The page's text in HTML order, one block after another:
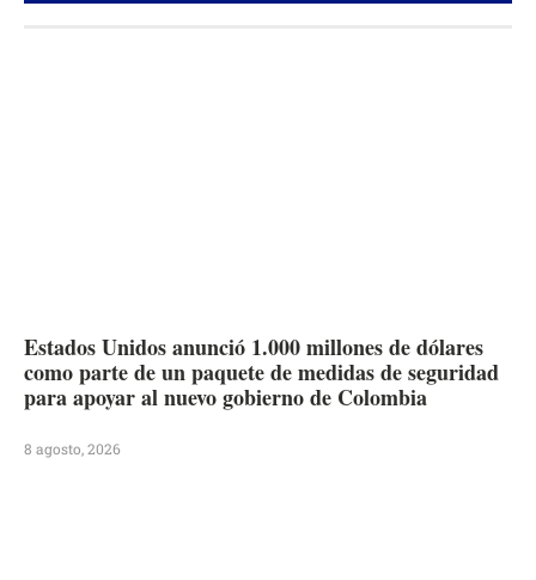
Estados Unidos anunció 1.000 millones de dólares
como parte de un paquete de medidas de seguridad
para apoyar al nuevo gobierno de Colombia
8 agosto, 2026